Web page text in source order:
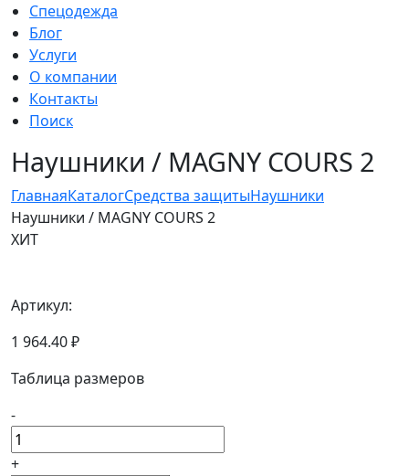
Спецодежда
Блог
Услуги
О компании
Контакты
Поиск
Наушники / MAGNY COURS 2
ГлавнаяКаталогСредства защитыНаушники
Наушники / MAGNY COURS 2
ХИТ
Артикул:
1 964.40 ₽
Таблица размеров
-
+